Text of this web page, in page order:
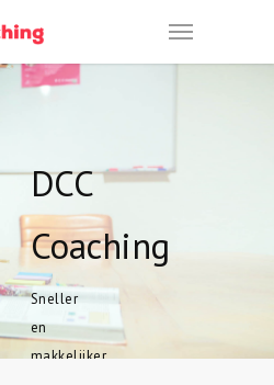
DCC
Coaching
Sneller
en
makkelijker